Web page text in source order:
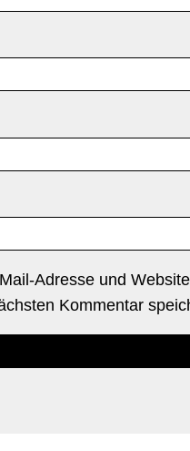
Adresse und
Kommentar